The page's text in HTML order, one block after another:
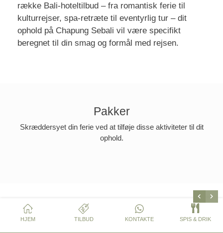
række Bali-hoteltilbud – fra romantisk ferie til
kulturrejser, spa-retræte til eventyrlig tur – dit
ophold på Chapung Sebali vil være specifikt
beregnet til din smag og formål med rejsen.
Pakker
Skræddersyet din ferie ved at tilføje disse aktiviteter til dit
ophold.
HJEM TILBUD KONTAKTE SPIS & DRIK